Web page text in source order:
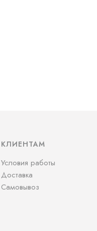
КЛИЕНТАМ
Условия работы
Доставка
Самовывоз